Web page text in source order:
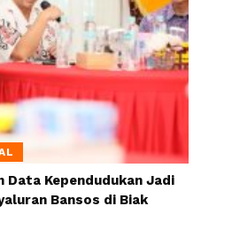
Data Kependudukan Jadi
Bansos di Biak